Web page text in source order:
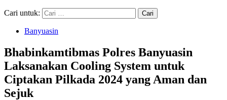
Cari untuk:
Banyuasin
Bhabinkamtibmas Polres Banyuasin
Laksanakan Cooling System untuk
Ciptakan Pilkada 2024 yang Aman dan
Sejuk